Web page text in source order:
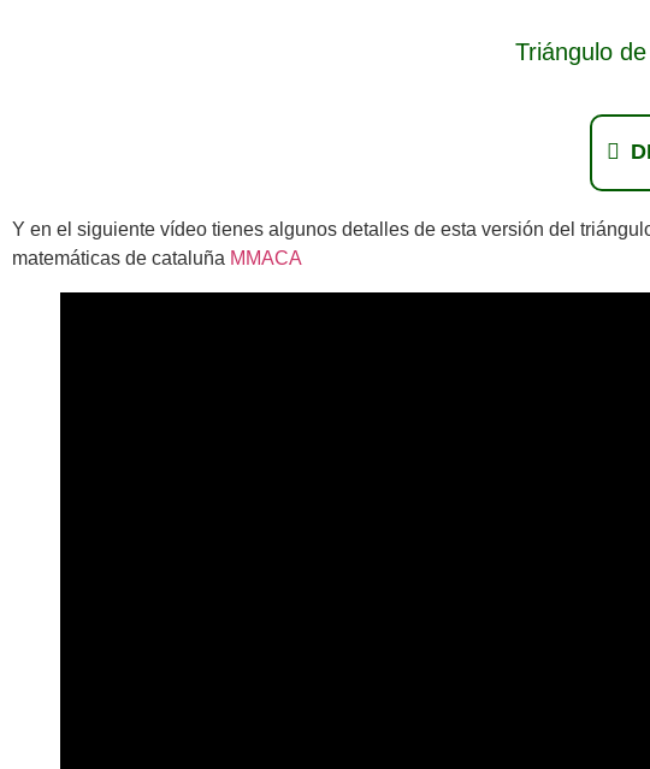
Triángulo
Y en el siguiente vídeo tienes algunos detalles de esta versión del
matemáticas de cataluña MMACA